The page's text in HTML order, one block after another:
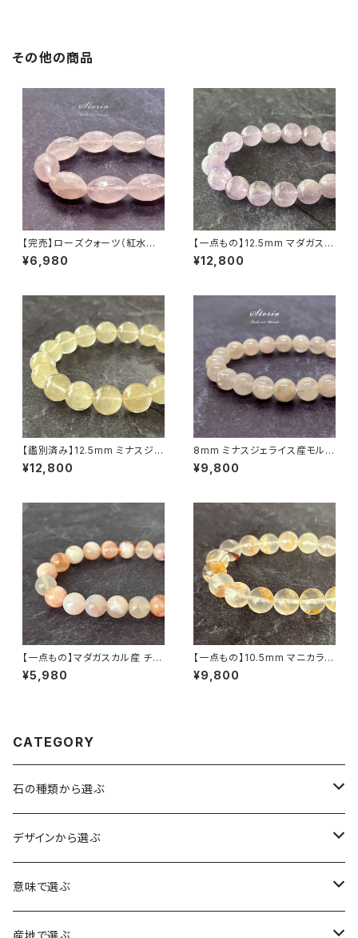
その他の商品
【完売】ローズクォーツ（紅水晶）
ライスカット ブレスレット【ミナス
ジェライス産】
¥6,980
【一点もの】12.5mm マダガスカ
ル産 ミルキー ラベンダーアメジ
スト（紫水晶）ブレスレット【鑑別
¥12,800
【鑑別済み】12.5mm ミナスジェ
ライス産 ヴィーナスヘアルチル
クォーツ（金針水晶）ブレスレット
¥12,800
8mm ミナスジェライス産モルガ
ナイト（緑柱石）ブレスレット
¥9,800
【一点もの】マダガスカル産 チェ
リーブロッサムアゲート（桜瑪
瑙） 8mm ブレスレット【M0714
¥5,980
【一点もの】10.5mm マニカラン
産 ライモナイト入り ヒマラヤ水
晶 ブレスレット【M07142】
¥9,800
CATEGORY
石の種類から選ぶ
水晶（クォーツ）
アイリスクォーツ（虹入り水晶）
ヒマラヤ水晶
ローズクォーツ（紅水晶）
アメジスト（紫水晶）
デザインから選ぶ
龍彫刻（水晶）
龍彫刻（オニキス）
意味で選ぶ
魔除け・厄除け
産地で選ぶ